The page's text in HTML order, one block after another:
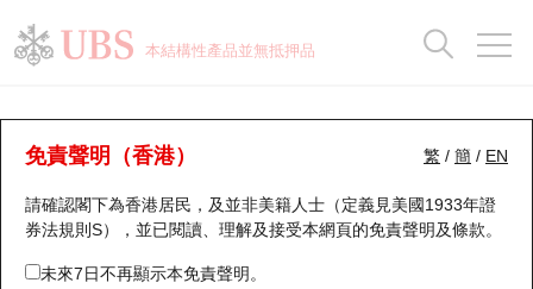
本結構性產品並無抵押品
繁 / 簡 / EN
免責聲明（香港）
請確認閣下為香港居民，及並非美籍人士（定義見美國1933年證
券法規則S），並已閱讀、理解及接受本網頁的免責聲明及條款。
未來7日不再顯示本免責聲明。
牛熊證投資者教育 - 為何選擇瑞銀牛熊
牛熊證知多啲
瑞銀認股證一覽
新發行瑞銀認股證
即將到期認股證
街貨統計
比較
牛熊全景快搜
牛熊證搜尋
牛熊證街貨分佈圖
街貨統計
比較
十大升幅/跌幅
十大認股證成交分佈
十天股證佔大市成交
正股分析儀
二十大活躍股份
恒指成份股
持股比重
顯示所有持股比重
每月輪證大市專題
輪證專欄
講座及教育短片